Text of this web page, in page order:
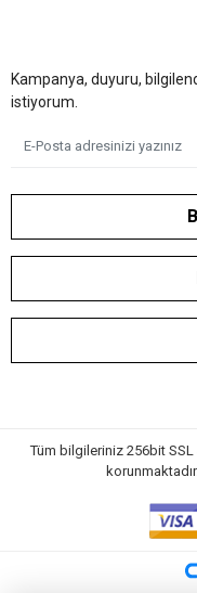
Kampanya, duyuru,
istiyorum.
Tüm bilgileriniz 256bit SSL